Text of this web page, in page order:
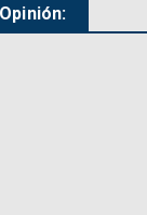
Opinión: